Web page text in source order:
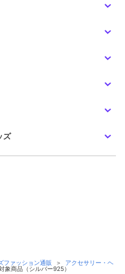
ズ
ファッション通販 ＞
アクセサリー・ヘ
象商品（シルバー925）